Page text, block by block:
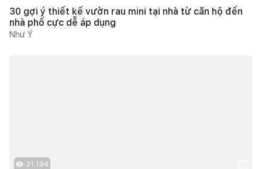
30 gợi ý thiết kế vườn rau mini tại nhà từ căn hộ đến
nhà phố cực dễ áp dụng
Như Ý
31.194